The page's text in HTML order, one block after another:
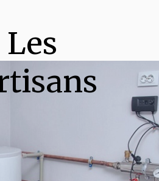
Les